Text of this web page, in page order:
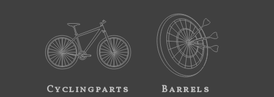
Cyclingparts Barrels